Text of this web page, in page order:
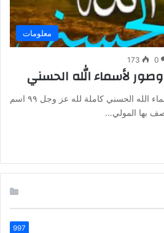
معلومات
0
173
لأسماء الله الحسني
صورة اسماء الله الحسنى أسماء الله الحسني كاملة لله عز وجل ٩٩ اسم
بها المولي…
997